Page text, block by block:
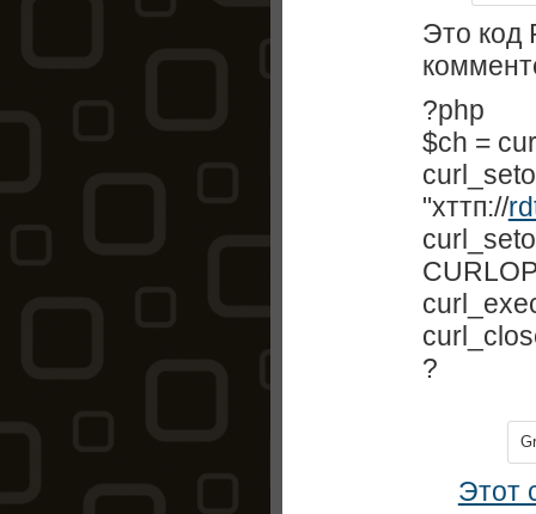
Это код
?php
$ch =
"хттп://
?
Этот